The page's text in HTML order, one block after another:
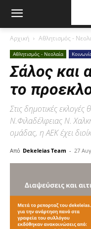
Αρχική Αθλητισμός -
Αθλητισμός - Νεολαία
Σάλος και
το
Στις δημοτικές
Ν.Φιλαδέλφειας Ν.
ομάδας, η ΑΕΚ έχει
Από Dekeleias Team - 27